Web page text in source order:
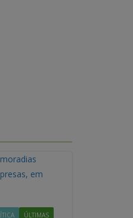
ÚLTIMAS